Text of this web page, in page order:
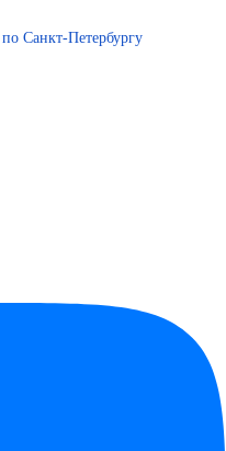
по Санкт-Петербургу